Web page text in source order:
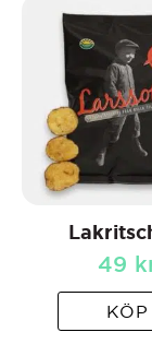
49
KÖP